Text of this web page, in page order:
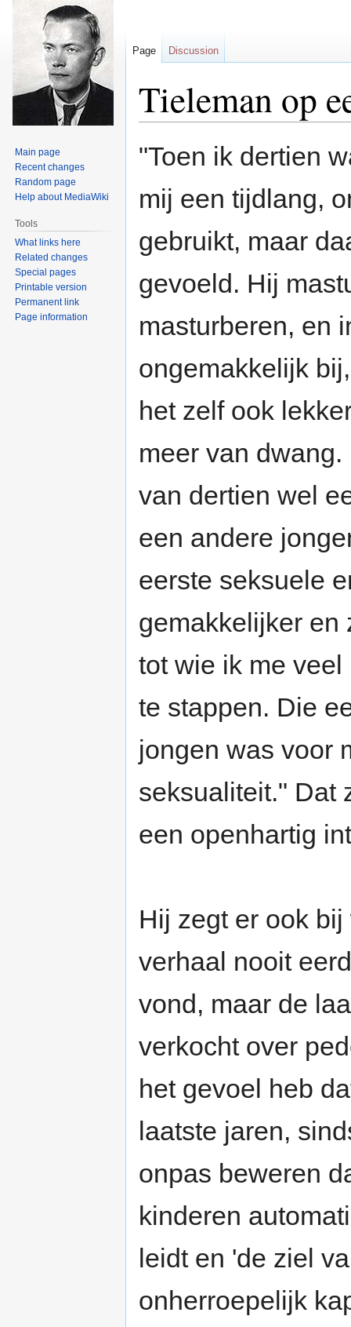
Tieleman op
"Toen ik dertien
mij een tijdlang,
gebruikt, maar
gevoeld. Hij
masturberen, en
ongemakkelijk
het zelf ook
meer van
van dertien wel
een andere
eerste seksuele
gemakkelijker en
tot wie ik me
te stappen. Die
jongen was voor
seksualiteit." Dat
een openhartig
Hij zegt er ook
verhaal nooit
vond, maar de
verkocht over
het gevoel heb
laatste jaren,
onpas beweren
kinderen
leidt en 'de ziel
onherroepelijk
Page Discussion
Main page
Recent changes
Random page
Help about MediaWiki
Tools
What links here
Related changes
Special pages
Printable version
Permanent link
Page information